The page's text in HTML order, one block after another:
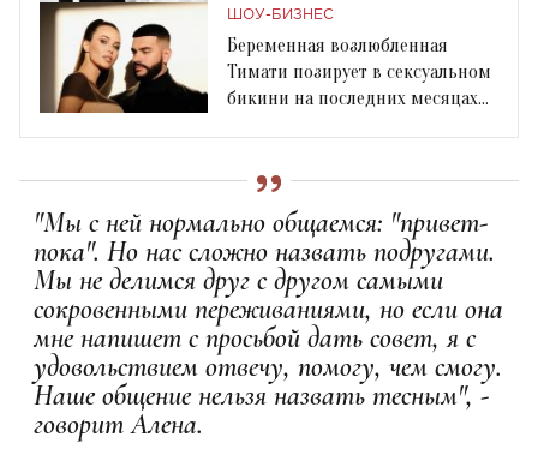
ШОУ-БИЗНЕС
Беременная возлюбленная
Тимати позирует в сексуальном
бикини на последних месяцах
"Мы с ней нормально общаемся: "привет-
пока". Но нас сложно назвать подругами.
Мы не делимся друг с другом самыми
сокровенными переживаниями, но если она
мне напишет с просьбой дать совет, я с
удовольствием отвечу, помогу, чем смогу.
Наше общение нельзя назвать тесным", -
говорит Алена.